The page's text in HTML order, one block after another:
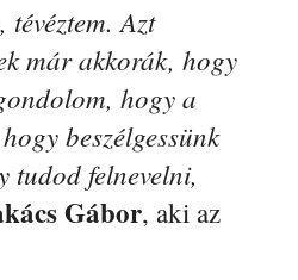
Azt
már akkorák, hogy
hogy a
beszélgessünk
tudod felnevelni,
Gábor, aki az